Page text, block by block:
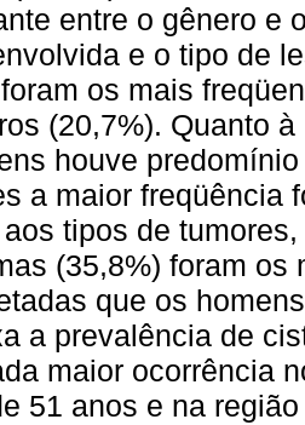
entre o gênero e
e o tipo de
os mais
(20,7%). Quanto
houve
a maior freqüência
tipos de
(35,8%) foram
que os
a prevalência de
maior ocorrência
51 anos e na